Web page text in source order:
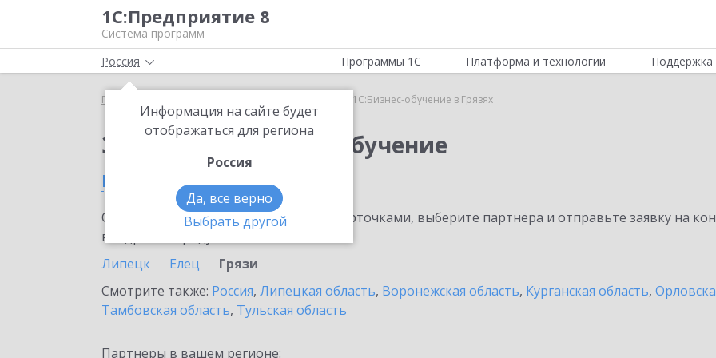
1С:Предприятие 8
Система программ
Россия
Информация на сайте будет
отображаться для региона
Россия
Да, все верно
Выбрать другой
Программы 1С Платформа и технологии Поддержка
Главная 1С:Бизнес-обучение в Грязях
Заказать 1С:Бизнес-обучение
в Грязях
Ознакомьтесь с информационными карточками, выберите партнёра и отправьте заявку на
внедрение продукта.
Липецк
Елец
Грязи
Смотрите также: Россия, Липецкая область, Воронежская область, Курганская область,
Тамбовская область, Тульская область
Партнеры в вашем регионе: